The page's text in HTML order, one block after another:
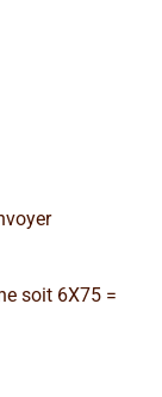
soit 6X75 =